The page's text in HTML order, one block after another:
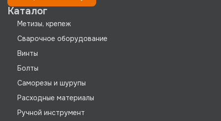
Каталог
Метизы, крепеж
Сварочное оборудование
Винты
Болты
Саморезы и шурупы
Расходные материалы
Ручной инструмент